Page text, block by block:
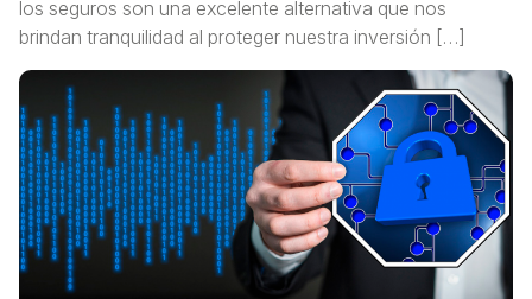
los seguros son una excelente alternativa que nos
brindan tranquilidad al proteger nuestra inversión […]